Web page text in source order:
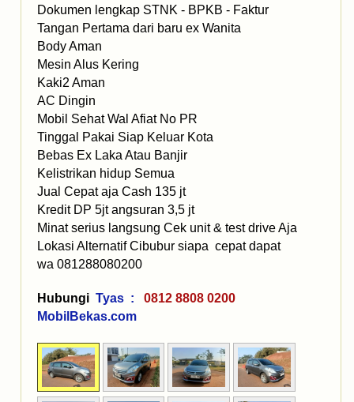
Dokumen lengkap STNK - BPKB - Faktur
Tangan Pertama dari baru ex Wanita
Body Aman
Mesin Alus Kering
Kaki2 Aman
AC Dingin
Mobil Sehat Wal Afiat No PR
Tinggal Pakai Siap Keluar Kota
Bebas Ex Laka Atau Banjir
Kelistrikan hidup Semua
Jual Cepat aja Cash 135 jt
Kredit DP 5jt angsuran 3,5 jt
Minat serius langsung Cek unit & test drive Aja
Lokasi Alternatif Cibubur siapa cepat dapat
wa 081288080200
Hubungi Tyas :
0812 8808 0200
MobilBekas.com